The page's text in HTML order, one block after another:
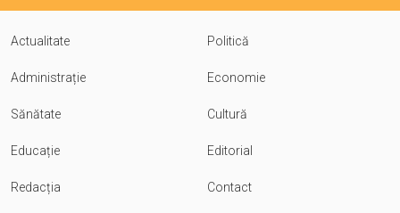
Actualitate Politică
Administrație Economie
Sănătate Cultură
Educație Editorial
Redacția Contact